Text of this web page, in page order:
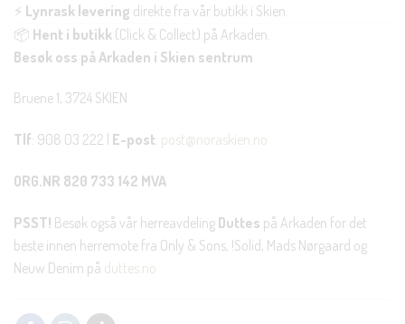
⚡ Lynrask levering direkte fra vår butikk i Skien.
📦 Hent i butikk (Click & Collect) på Arkaden.
Besøk oss på Arkaden i Skien sentrum
Bruene 1, 3724 SKIEN
Tlf: 908 03 222 | E-post: post@noraskien.no
ORG.NR 820 733 142 MVA
PSST! Besøk også vår herreavdeling Duttes på Arkaden for det
beste innen herremote fra Only & Sons, !Solid, Mads Nørgaard og
Neuw Denim på duttes.no